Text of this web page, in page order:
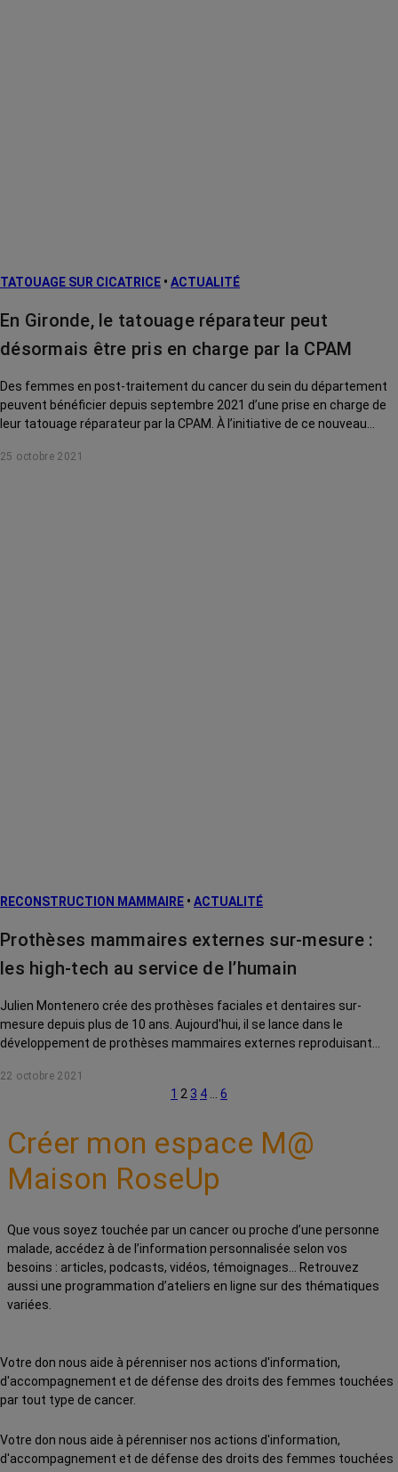
TATOUAGE SUR CICATRICE • ACTUALITÉ
En Gironde, le tatouage réparateur peut
désormais être pris en charge par la CPAM
Des femmes en post-traitement du cancer du sein du département
peuvent bénéficier depuis septembre 2021 d’une prise en charge de
leur tatouage réparateur par la CPAM. À l’initiative de ce nouveau
ça marche ? Sa fondatrice nous dit tout.
25 octobre 2021
RECONSTRUCTION MAMMAIRE • ACTUALITÉ
Prothèses mammaires externes sur-mesure :
les high-tech au service de l’humain
Julien Montenero crée des prothèses faciales et dentaires sur-
mesure depuis plus de 10 ans. Aujourd'hui, il se lance dans le
développement de prothèses mammaires externes reproduisant
22 octobre 2021
1 2 3 4 6
Créer mon espace M@
Maison RoseUp
Que vous soyez touchée par un cancer ou proche d’une personne
malade, accédez à de l’information personnalisée selon vos
besoins : articles, podcasts, vidéos, témoignages… Retrouvez
aussi une programmation d’ateliers en ligne sur des thématiques
variées.
Votre don nous aide à pérenniser nos actions d'information,
d'accompagnement et de défense des droits des femmes touchées
par tout type de cancer.
Votre don nous aide à pérenniser nos actions d'information,
d'accompagnement et de défense des droits des femmes touchées